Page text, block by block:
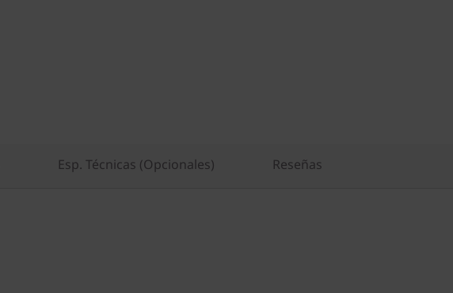
Esp. Técnicas (Opcionales) Reseñas